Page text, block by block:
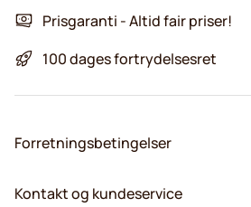
Prisgaranti - Altid fair priser!
100 dages fortrydelsesret
Forretningsbetingelser
Kontakt og kundeservice